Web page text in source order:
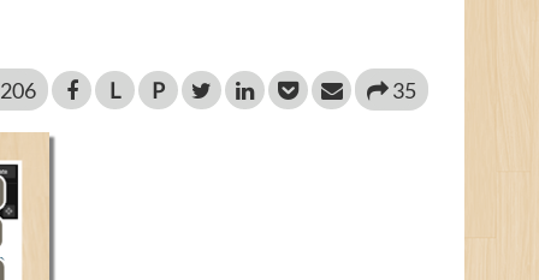
206 L P 35